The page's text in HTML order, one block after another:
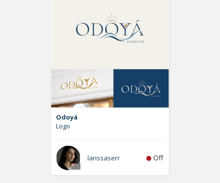
Odoyá
Logo
larissaserr Off